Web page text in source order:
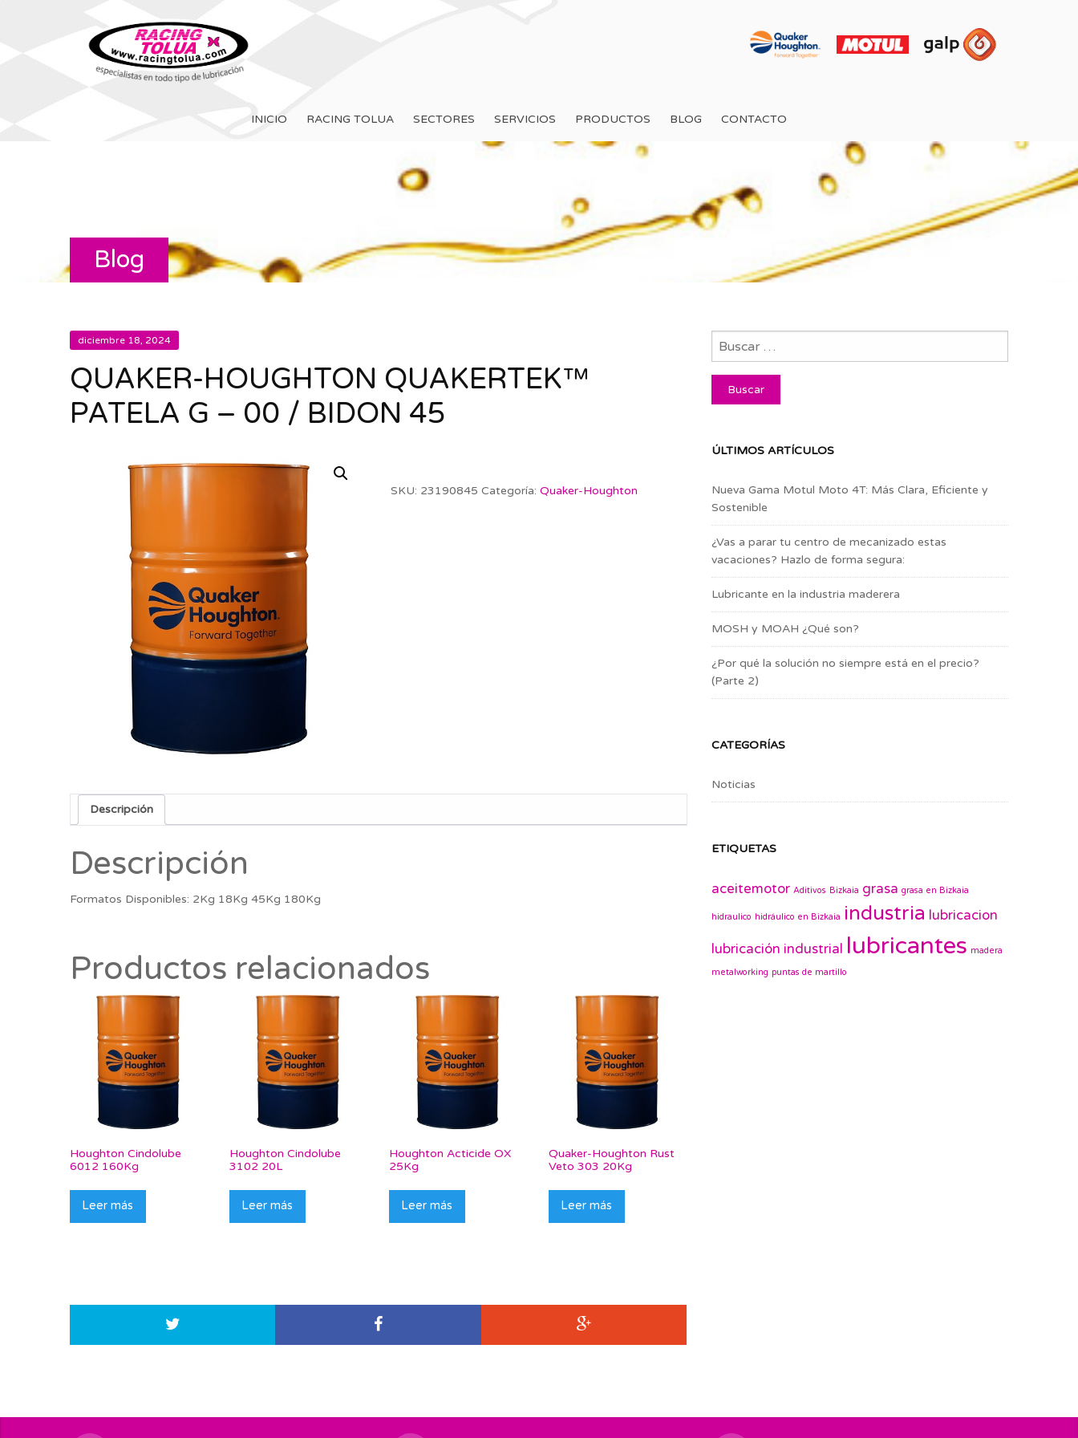
INICIO RACING TOLUA SECTORES SERVICIOS PRODUCTOS BLOG CONTACTO
Blog
diciembre 18, 2024
QUAKER-HOUGHTON QUAKERTEK™
PATELA G – 00 / BIDON 45
SKU: 23190845 Categoría:Quaker-Houghton
Descripción
Descripción
Formatos Disponibles: 2Kg 18Kg 45Kg 180Kg
Productos relacionados
Houghton Cindolube
6012 160Kg
Leer más
Houghton Cindolube
3102 20L
Leer más
Houghton Acticide OX
25Kg
Leer más
Quaker-Houghton Rust
Veto 303 20Kg
Leer más
ÚLTIMOS ARTÍCULOS
Nueva Gama Motul Moto 4T: Más Clara, Eficiente y
Sostenible
¿Vas a parar tu centro de mecanizado estas
vacaciones? Hazlo de forma segura:
Lubricante en la industria maderera
MOSH y MOAH ¿Qué son?
¿Por qué la solución no siempre está en el precio?
(Parte 2)
CATEGORÍAS
Noticias
ETIQUETAS
aceitemotor Aditivos Bizkaia grasa grasa en Bizkaia
hidraulico hidráulico en Bizkaia industria lubricacion
lubricación industrial lubricantes madera
metalworking puntas de martillo